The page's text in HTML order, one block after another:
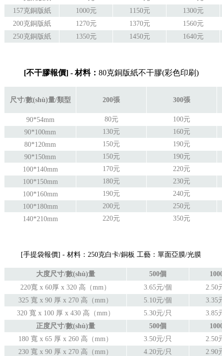
157克銅版紙
1000元 1150元
1300元
200克銅版紙
1270元 1370元
1560元
250克銅版紙
1350元 1450元 1640元
[不干膠報價]- 材料： 80克銅版紙不干膠(彩色印刷)
尺寸/數(shù)量/類型 200張 300張
90*54mm 80元
100元
90*100mm
130元
160元
80*120mm
150元
190元
90*150mm
150元
190元
100*140mm
170元
220元
100*150mm
180元
230元
100*160mm
190元
240元
100*180mm
200元
250元
140*210mm
220元 350元
[手提袋報價] - 材料： 250克白卡/銅板 工藝：單面亞膜/光膜
大度尺寸/數(shù)量 500個
220寬 x 60厚 x 320 高（mm）
3.65元/個
2.50
325 寬 x 90 厚 x 270 高（mm）
5.10元/個
3.35
320 寬 x 100 厚 x 430 高（mm）
5.30元/只
3.85
正度尺寸/數(shù)量
500個
180 寬 x 65 厚 x 260 高（mm）
3.50元/只
2.50
230 寬 x 90 厚 x 270 高（mm）
4.20元/只
2.90